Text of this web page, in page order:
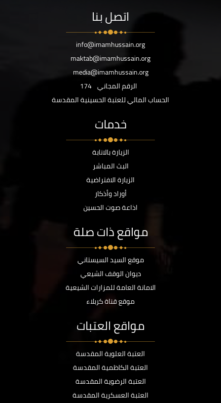
اتصل بنا
info@imamhussain.org
maktab@imamhussain.org
media@imamhussain.org
الرقم المجاني 174
الحساب المالي للعتبة الحسينية المقدسة
خدمات
الزيارة بالانابة
البث المباشر
الزيارة الافتراضية
أوراد وأذكار
اذاعة صوت الحسين
مواقع ذات صلة
موقع السيد السيستاني
ديوان الوقف الشيعي
الامانة العامة للمزارات الشيعية
موقع قناة كربلاء
مواقع العتبات
العتبة العلوية المقدسة
العتبة الكاظمية المقدسة
العتبة الرضوية المقدسة
العتبة العسكرية المقدسة